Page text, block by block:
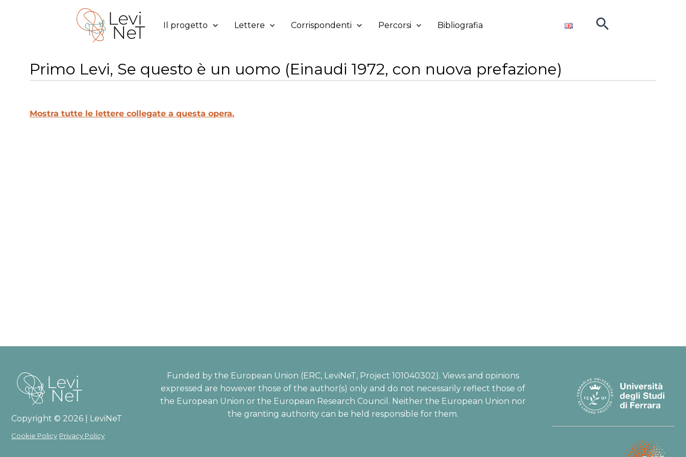
Il progetto Lettere Corrispondenti Percorsi Bibliografia Cerca
Primo Levi, Se questo è un uomo (Einaudi 1972, con nuova prefazione)
Mostra tutte le lettere collegate a questa opera.
Copyright © 2026 | LeviNeT
Cookie Policy Privacy Policy
Funded by the European Union (ERC, LeviNeT, Project 101040302). Views and opinions
expressed are however those of the author(s) only and do not necessarily reflect those of
the European Union or the European Research Council. Neither the European Union nor
the granting authority can be held responsible for them.